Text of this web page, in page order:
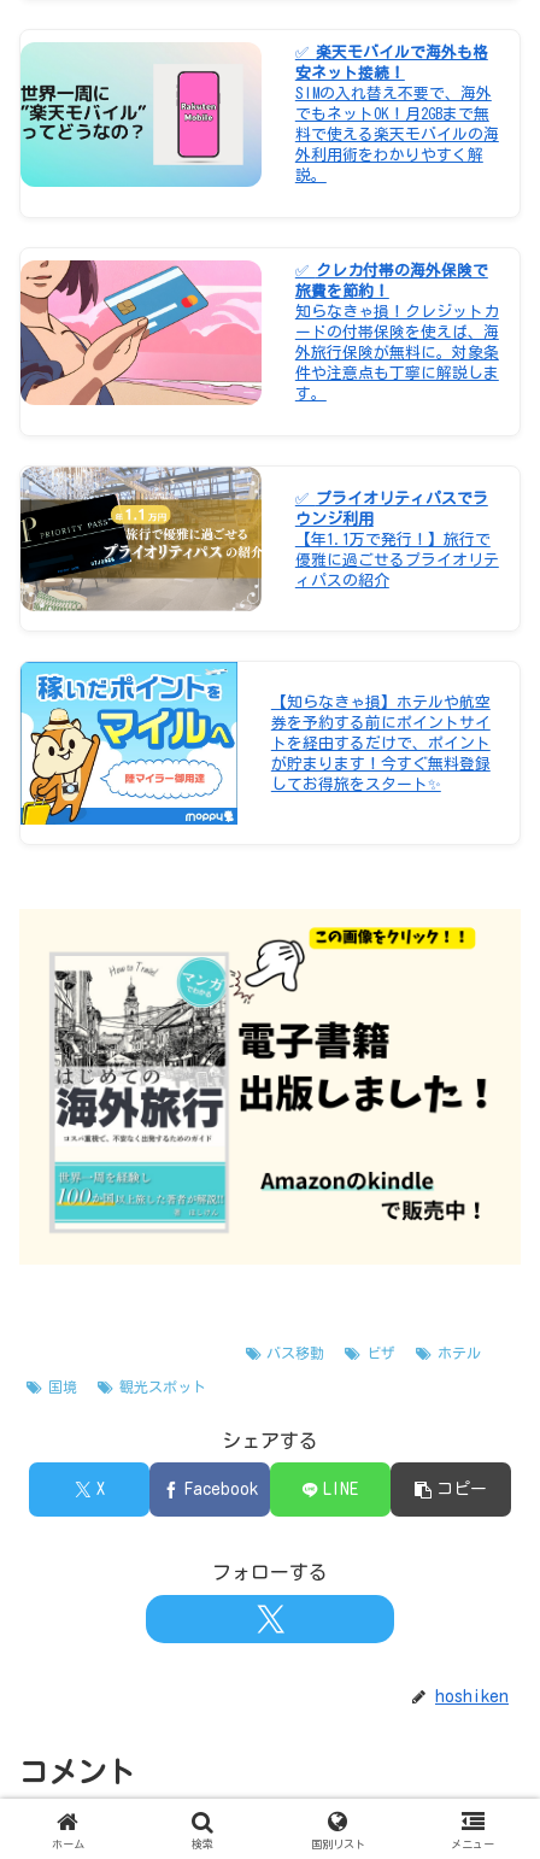
✅ 楽天モバイルで海外も格
安ネット接続！
SIMの入れ替え不要で、海外
でもネットOK！月2GBまで無
料で使える楽天モバイルの海
外利用術をわかりやすく解
説。
✅ クレカ付帯の海外保険で
旅費を節約！
知らなきゃ損！クレジットカ
ードの付帯保険を使えば、海
外旅行保険が無料に。対象条
件や注意点も丁寧に解説しま
す。
✅ プライオリティパスでラ
ウンジ利用
【年1.1万で発行！】旅行で
優雅に過ごせるプライオリテ
ィパスの紹介
【知らなきゃ損】ホテルや航空
券を予約する前にポイントサイ
トを経由するだけで、ポイント
が貯まります！今すぐ無料登録
してお得旅をスタート✨
バス移動 ビザ ホテル
国境 観光スポット
シェアする
X Facebook LINE コピー
フォローする
hoshiken
コメント
コメントを書き込む
ホーム 検索 国別リスト メニュー